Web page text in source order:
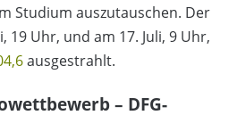
Studium auszutauschen. Der
19 Uhr, und am 17. Juli, 9 Uhr,
ausgestrahlt.
– DFG-